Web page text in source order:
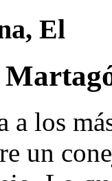
El
los
un